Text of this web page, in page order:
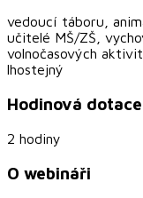
vedoucí táboru,
učitelé MŠ/ZŠ,
volnočasových
lhostejný
Hodinová dotace
2 hodiny
O webináři